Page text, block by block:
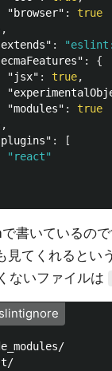
"browser" :
true
:
:
{
"jsx" : true,
"modules" :
true
:
[
"react"
書いているので
見てくれるとい
ないファイルは